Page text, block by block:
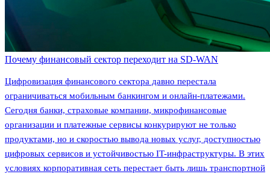
Почему финансовый сектор переходит на SD-WAN
Цифровизация финансового сектора давно перестала
ограничиваться мобильным банкингом и онлайн-платежами.
Сегодня банки, страховые компании, микрофинансовые
организации и платежные сервисы конкурируют не только
продуктами, но и скоростью вывода новых услуг, доступностью
цифровых сервисов и устойчивостью IT-инфраструктуры. В этих
условиях корпоративная сеть перестает быть лишь транспортной